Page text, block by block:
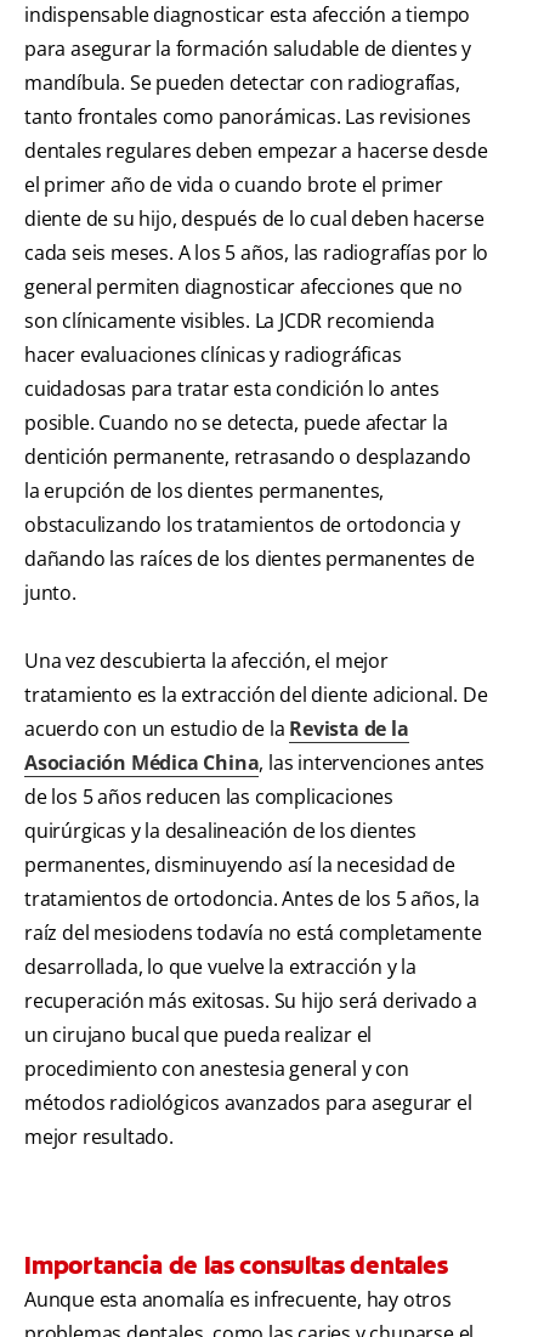
indispensable diagnosticar esta afección a tiempo
para asegurar la formación saludable de dientes y
mandíbula. Se pueden detectar con radiografías,
tanto frontales como panorámicas. Las revisiones
dentales regulares deben empezar a hacerse desde
el primer año de vida o cuando brote el primer
diente de su hijo, después de lo cual deben hacerse
cada seis meses. A los 5 años, las radiografías por lo
general permiten diagnosticar afecciones que no
son clínicamente visibles. La JCDR recomienda
hacer evaluaciones clínicas y radiográficas
cuidadosas para tratar esta condición lo antes
posible. Cuando no se detecta, puede afectar la
dentición permanente, retrasando o desplazando
la erupción de los dientes permanentes,
obstaculizando los tratamientos de ortodoncia y
dañando las raíces de los dientes permanentes de
junto.
Una vez descubierta la afección, el mejor
tratamiento es la extracción del diente adicional. De
acuerdo con un estudio de la Revista de la
Asociación Médica China, las intervenciones antes
de los 5 años reducen las complicaciones
quirúrgicas y la desalineación de los dientes
permanentes, disminuyendo así la necesidad de
tratamientos de ortodoncia. Antes de los 5 años, la
raíz del mesiodens todavía no está completamente
desarrollada, lo que vuelve la extracción y la
recuperación más exitosas. Su hijo será derivado a
un cirujano bucal que pueda realizar el
procedimiento con anestesia general y con
métodos radiológicos avanzados para asegurar el
mejor resultado.
Importancia de las consultas dentales
Aunque esta anomalía es infrecuente, hay otros